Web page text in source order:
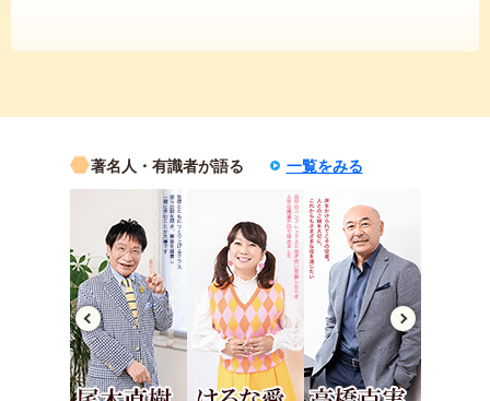
著名人・有識者が語る 一覧をみる